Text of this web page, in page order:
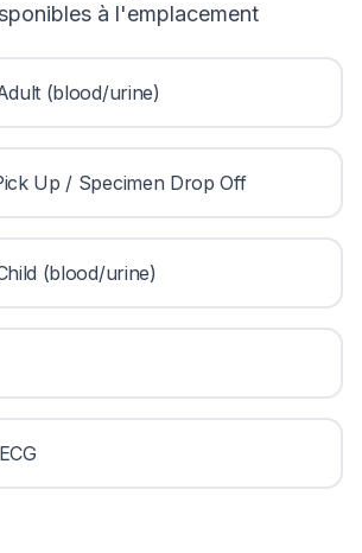
à l'emplacement
(blood/urine)
Up / Specimen Drop Off
(blood/urine)